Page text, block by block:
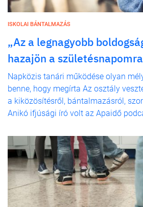
ISKOLAI BÁNTALMAZÁS
„Az a legnagyobb
hazajön a
Napközis tanári működése olyan
benne, hogy megírta Az osztály
a kiközösítésről, bántalmazásról,
Anikó ifjúsági író volt az Apaidő